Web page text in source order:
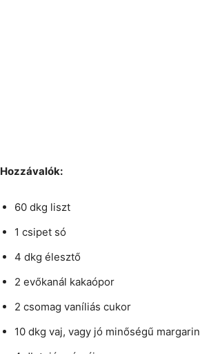
Hozzávalók:
60 dkg liszt
1 csipet só
4 dkg élesztő
2 evőkanál kakaópor
2 csomag vaníliás cukor
10 dkg vaj, vagy jó minőségű margarin